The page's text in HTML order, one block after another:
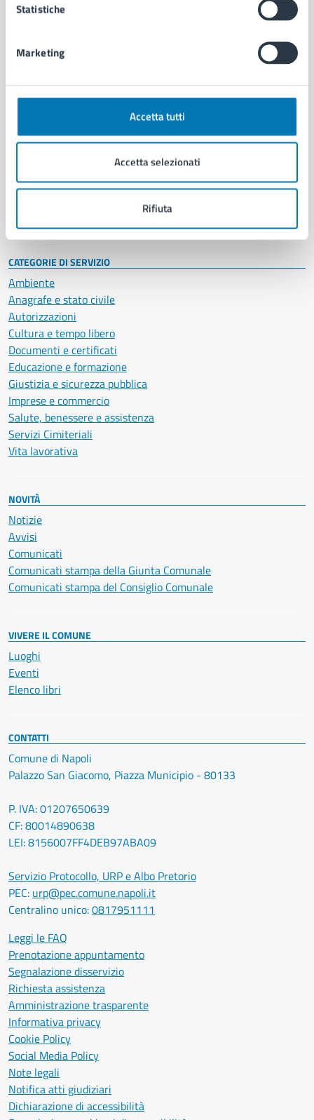
Statistiche
Marketing
Accetta tutti
Accetta selezionati
Rifiuta
Comune di Napoli
AMMINISTRAZIONE
Organi di governo
Enti e fondazioni
Personale amministrativo
Intranet, posta aziendale e protocollo
CATEGORIE DI SERVIZIO
Ambiente
Anagrafe e stato civile
Autorizzazioni
Cultura e tempo libero
Documenti e certificati
Educazione e formazione
Giustizia e sicurezza pubblica
Imprese e commercio
Salute, benessere e assistenza
Servizi Cimiteriali
Vita lavorativa
NOVITÀ
Notizie
Avvisi
Comunicati
Comunicati stampa della Giunta Comunale
Comunicati stampa del Consiglio Comunale
VIVERE IL COMUNE
Luoghi
Eventi
Elenco libri
CONTATTI
Comune di Napoli
Palazzo San Giacomo, Piazza Municipio - 80133
P. IVA: 01207650639
CF: 80014890638
LEI: 8156007FF4DEB97ABA09
Servizio Protocollo, URP e Albo Pretorio
PEC: urp@pec.comune.napoli.it
Centralino unico:0817951111
Leggi le FAQ
Prenotazione appuntamento
Segnalazione disservizio
Richiesta assistenza
Amministrazione trasparente
Informativa privacy
Cookie Policy
Social Media Policy
Note legali
Notifica atti giudiziari
Dichiarazione di accessibilità